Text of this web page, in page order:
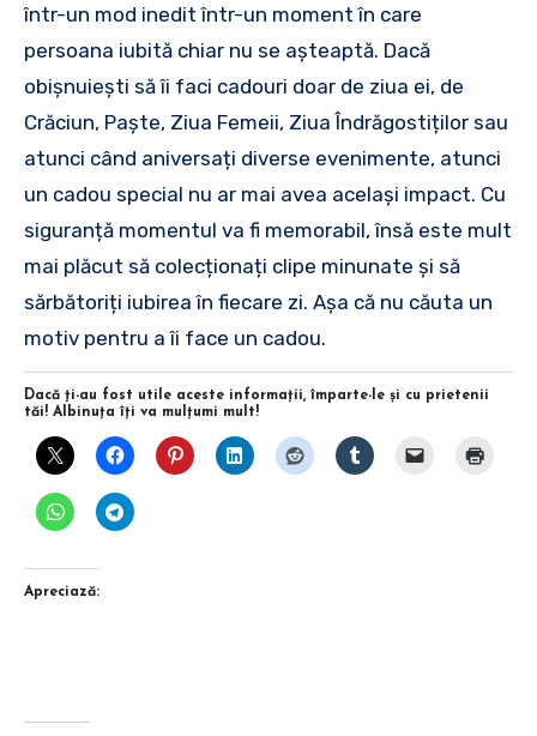
într-un mod inedit într-un moment în care
persoana iubită chiar nu se așteaptă. Dacă
obișnuiești să îi faci cadouri doar de ziua ei, de
Crăciun, Paște, Ziua Femeii, Ziua Îndrăgostiților sau
atunci când aniversați diverse evenimente, atunci
un cadou special nu ar mai avea același impact. Cu
siguranță momentul va fi memorabil, însă este mult
mai plăcut să colecționați clipe minunate și să
sărbătoriți iubirea în fiecare zi. Așa că nu căuta un
motiv pentru a îi face un cadou.
Dacă ţi-au fost utile aceste informaţii, împarte-le şi cu prietenii
tăi! Albinuţa îţi va mulţumi mult!
Apreciază: